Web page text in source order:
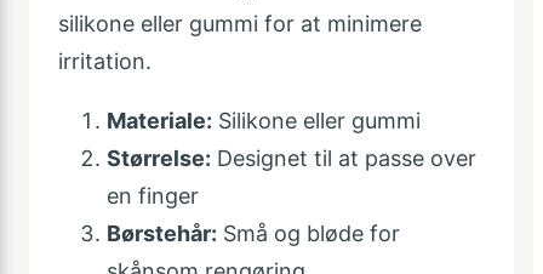
silikone eller gummi for at minimere
irritation.
Materiale: Silikone eller gummi
Størrelse: Designet til at passe over
en finger
Børstehår: Små og bløde for